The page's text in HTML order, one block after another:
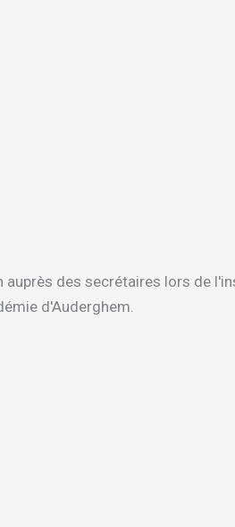
des secrétaires lors de
d'Auderghem.